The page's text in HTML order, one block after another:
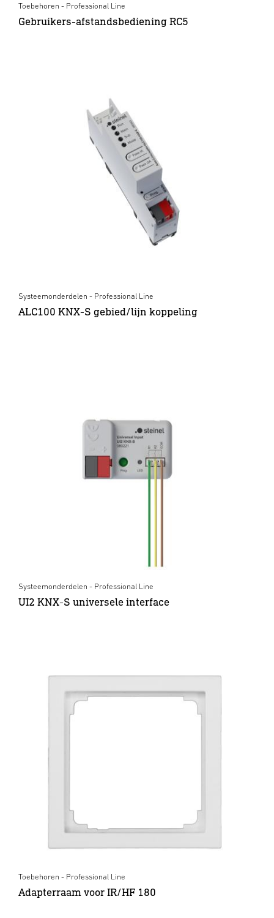
Toebehoren - Professional Line
Gebruikers-afstandsbediening RC5
Systeemonderdelen - Professional Line
ALC100 KNX-S gebied/lijn koppeling
Systeemonderdelen - Professional Line
UI2 KNX-S universele interface
Toebehoren - Professional Line
Adapterraam voor IR/HF 180